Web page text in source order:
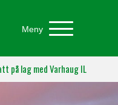
Meny
på lag med Varhaug IL